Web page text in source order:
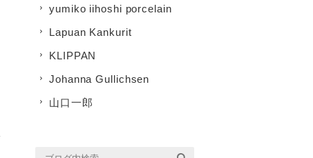
yumiko iihoshi porcelain
Lapuan Kankurit
KLIPPAN
Johanna Gullichsen
山口一郎